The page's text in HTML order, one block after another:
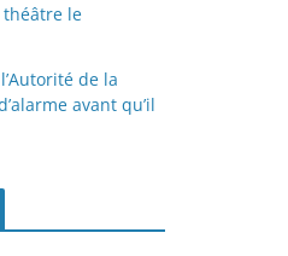
théâtre le
de la
avant qu’il